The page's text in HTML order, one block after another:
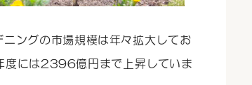
ングの市場規模は年々拡大してお
には2396億円まで上昇していま